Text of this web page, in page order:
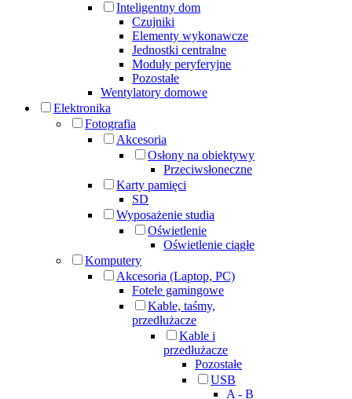
Inteligentny dom
Czujniki
Elementy wykonawcze
Jednostki centralne
Moduły peryferyjne
Pozostałe
Wentylatory domowe
Elektronika
Fotografia
Akcesoria
Osłony na obiektywy
Przeciwsłoneczne
Karty pamięci
SD
Wyposażenie studia
Oświetlenie
Oświetlenie ciągłe
Komputery
Akcesoria (Laptop, PC)
Fotele gamingowe
Kable, taśmy,
przedłużacze
Kable i
przedłużacze
Pozostałe
USB
A - B